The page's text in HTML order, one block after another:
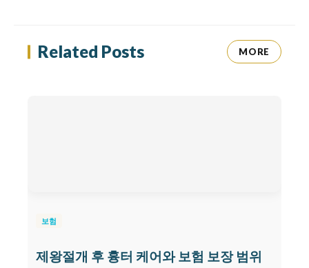
Related Posts MORE
보험
제왕절개 후 흉터 케어와 보험 보장 범위